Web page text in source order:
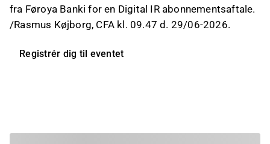
fra Føroya Banki for en Digital IR abonnementsaftale.
/Rasmus Køjborg, CFA kl. 09.47 d. 29/06-2026.
Registrér dig til eventet